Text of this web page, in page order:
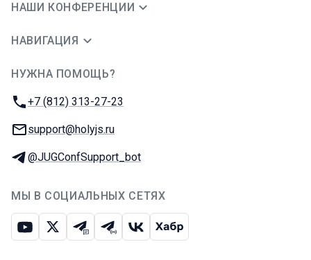
НАШИ КОНФЕРЕНЦИИ
НАВИГАЦИЯ
НУЖНА ПОМОЩЬ?
Телефон:
+7 (812) 313-27-23
E-mail:
support@holyjs.ru
Телеграм:
@JUGConfSupport_bot
МЫ В СОЦИАЛЬНЫХ СЕТЯХ
ЮтубИкс Телеграм-чат
Телеграм-канал
ВКонтакте
Хабр